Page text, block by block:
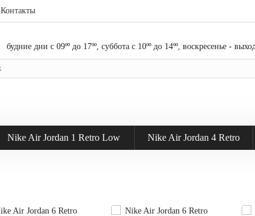
Контакты
будние дни с 09ºº до 17ºº, суббота с 10ºº до 14ºº, воскресенье -
Nike Air Jordan 1 Retro Low Nike Air Jordan 4 Retro